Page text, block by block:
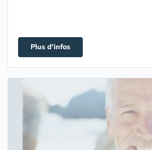
Plus d'infos